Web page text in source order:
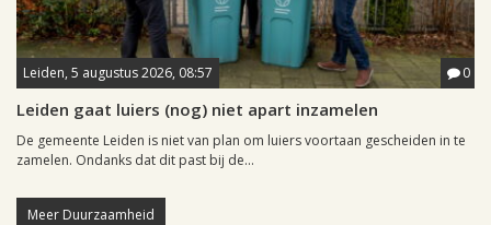
Leiden, 5 augustus 2026, 08:57 0
Leiden gaat luiers (nog) niet apart inzamelen
De gemeente Leiden is niet van plan om luiers voortaan gescheiden in te
zamelen. Ondanks dat dit past bij de...
Meer Duurzaamheid